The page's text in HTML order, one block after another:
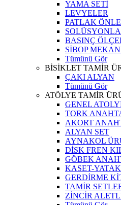
YAMA SETİ
LEVYELER
PATLAK
BASINÇ
SİBOP
Tümünü Gör
BİSİKLET TAMİR
ÇAKI ALYAN
Tümünü Gör
ATÖLYE TAMİR
GENEL
TORK
AKORT
ALYAN SET
AYNAKOL
DİSK FREN
GÖBEK
KASET-
GERDİRME
TAMİR
ZİNCİR